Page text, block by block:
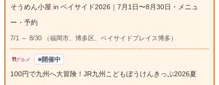
そうめん小屋 in ベイサイド2026｜7月1日〜8月30日・メニュ
ー・予約
7/1 ～ 8/30 （福岡市、博多区、ベイサイドプレイス博多）
グルメ 開催中
100円で九州へ大冒険！JR九州こどもぼうけんきっぷ2026夏